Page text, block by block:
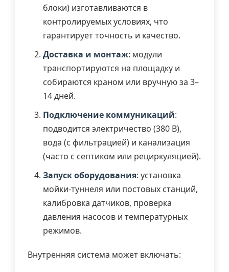
блоки) изготавливаются в
контролируемых условиях, что
гарантирует точность и качество.
Доставка и монтаж: модули
транспортируются на площадку и
собираются краном или вручную за 3–
14 дней.
Подключение коммуникаций:
подводится электричество (380 В),
вода (с фильтрацией) и канализация
(часто с септиком или рециркуляцией).
Запуск оборудования: установка
мойки-туннеля или постовых станций,
калибровка датчиков, проверка
давления насосов и температурных
режимов.
Внутренняя система может включать: